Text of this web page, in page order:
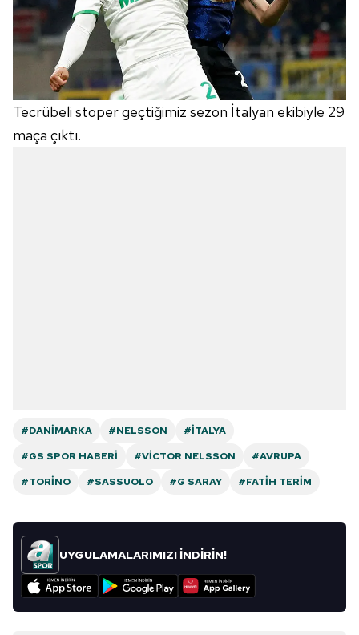
Tecrübeli stoper geçtiğimiz sezon İtalyan ekibiyle 29
maça çıktı.
#DANIMARKA #NELSSON
#İTALYA
#GS SPOR HABERI
#VICTOR NELSSON
#AVRUPA
#TORINO
#SASSUOLO #G SARAY #FATIH TERIM
UYGULAMALARIMIZI İNDİRİN!